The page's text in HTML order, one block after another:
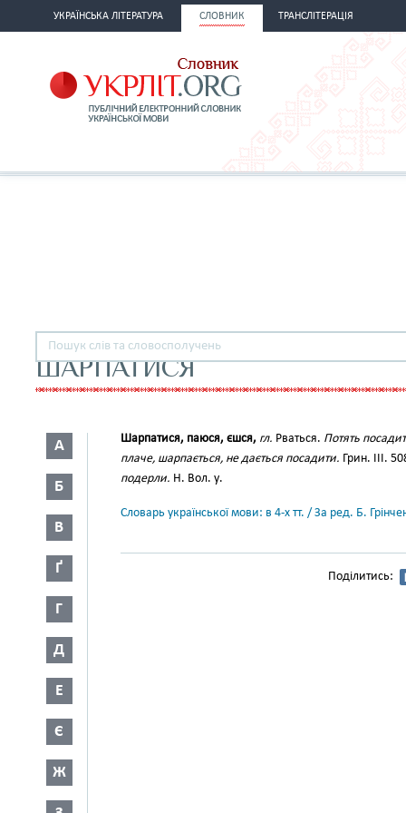
УКРАЇНСЬКА ЛІТЕРАТУРА СЛОВНИК ТРАНСЛІТЕРАЦІЯ
ШАРПАТИСЯ
А
Б
В
Ґ
Г
Д
Е
Є
Ж
Шарпатися, паюся, єшся, гл. Рваться. Потять
плаче, шарпається, не дається посадити. Грин. III.
подерли. Н. Вол. у.
Словарь української мови: в 4-х тт. / За ред. Б.
Поділитись: